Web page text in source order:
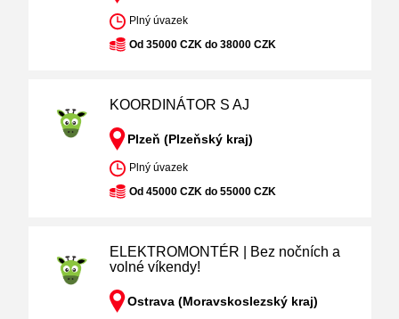
Plný úvazek
Od 35000 CZK do 38000 CZK
KOORDINÁTOR S AJ
Plzeň (Plzeňský kraj)
Plný úvazek
Od 45000 CZK do 55000 CZK
ELEKTROMONTÉR | Bez nočních a
volné víkendy!
Ostrava (Moravskoslezský kraj)